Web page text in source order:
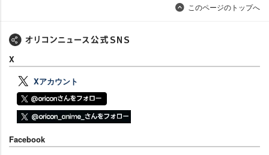
このページのトップへ
X
Xアカウント
Facebook